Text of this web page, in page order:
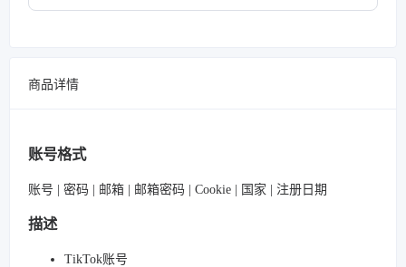
商品详情
账号格式
账号 | 密码 | 邮箱 | 邮箱密码 | Cookie | 国家 | 注册日期
描述
TikTok账号